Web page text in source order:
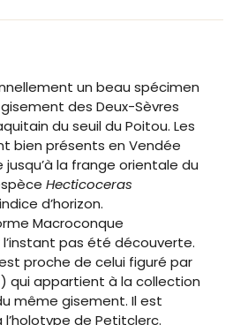
un beau spécimen
des Deux-Sèvres
du seuil du Poitou. Les
bien présents en Vendée
la frange orientale du
Hecticoceras
indice d’horizon.
Macroconque
l’instant pas été découverte.
proche de celui figuré par
qui appartient à la collection
même gisement. Il est
de Petitclerc.